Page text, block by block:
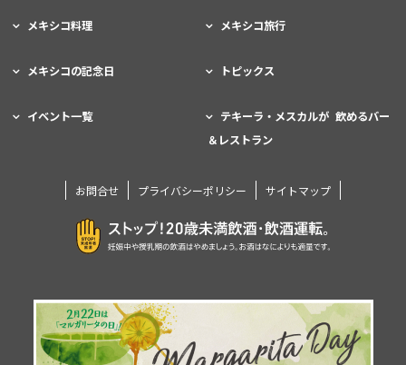
メキシコ料理 メキシコ旅行
メキシコの記念日 トピックス
イベント一覧
テキーラ・メスカルが 飲めるバー
＆レストラン
お問合せ プライバシーポリシー サイトマップ